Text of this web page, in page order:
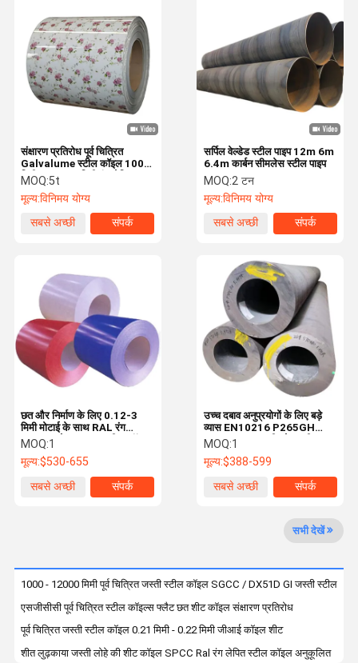
गुणवत्ता नियंत्रण हमसे संपर्क करें समाचार मामले
हॉट रोल्ड कार्बन स्टील का तार
स्टील फ्रेम संरचना
वेल्डेड स्टील पाइप
विकृत स्टील रेबर
सर्पिल वेल्डेड स्टील पाइप 12m 6m
6.4m कार्बन सीमलेस स्टील पाइप
MOQ:2 टन
मूल्य:विनिमय योग्य
सबसे अच्छी
संपर्क
संक्षारण प्रतिरोध पूर्व चित्रित
Galvalume स्टील कॉइल 1000
मिमी - 12000 मिमी रंग लेपित
स्टील कॉइल
MOQ:5t
मूल्य:विनिमय योग्य
सबसे अच्छी
संपर्क
उच्च दबाव अनुप्रयोगों के लिए बड़े
व्यास EN10216 P265GH
ASTM A106 सीमलेस स्टील
पाइप
MOQ:1
मूल्य:$388-599
सबसे अच्छी
संपर्क
छत और निर्माण के लिए 0.12-3
मिमी मोटाई के साथ RAL रंग
अनुकूलन योग्य PPGI स्टील कॉइल
MOQ:1
मूल्य:$530-655
सबसे अच्छी
संपर्क
सभी देखें
1000 - 12000 मिमी पूर्व चित्रित जस्ती स्टील कॉइल SGCC / DX51D GI जस्ती स्टील
एसजीसीसी पूर्व चित्रित स्टील कॉइल्स फ्लैट छत शीट कॉइल संक्षारण प्रतिरोध
पूर्व चित्रित जस्ती स्टील कॉइल 0.21 मिमी - 0.22 मिमी जीआई कॉइल शीट
शीत लुढ़काया जस्ती लोहे की शीट कॉइल SPCC Ral रंग लेपित स्टील कॉइल अनुकूलित